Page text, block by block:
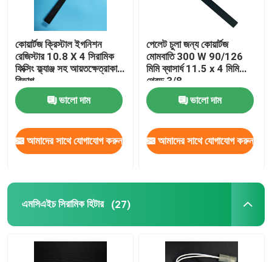
কোয়ার্টজ ক্রিস্টাল ইগনিশন
রেজিস্টার 10.8 X 4 সিরামিক
ফিক্সিং ফ্ল্যাঞ্জ সহ আয়তক্ষেত্রাকার
বিভাগ
ভালো দাম
আমাদের সাথে যোগাযোগ করুন
পেলেট চুলা জন্য কোয়ার্টজ
মোমবাতি 300 W 90/126
মিমি ব্যাসার্ধ 11.5 x 4 মিমি
থ্রেড 3/8
ভালো দাম
আমাদের সাথে যোগাযোগ করুন
এমসিএইচ সিরামিক হিটার (27)